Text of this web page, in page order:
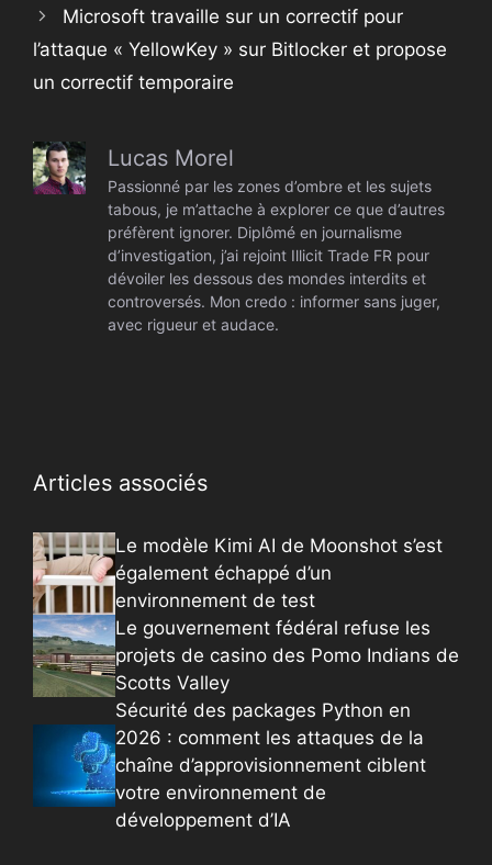
Microsoft travaille sur un correctif pour
l’attaque « YellowKey » sur Bitlocker et propose
un correctif temporaire
Lucas Morel
Passionné par les zones d’ombre et les sujets
tabous, je m’attache à explorer ce que d’autres
préfèrent ignorer. Diplômé en journalisme
d’investigation, j’ai rejoint Illicit Trade FR pour
dévoiler les dessous des mondes interdits et
controversés. Mon credo : informer sans juger,
avec rigueur et audace.
Articles associés
Le modèle Kimi AI de Moonshot s’est
également échappé d’un
environnement de test
Le gouvernement fédéral refuse les
projets de casino des Pomo Indians de
Scotts Valley
Sécurité des packages Python en
2026 : comment les attaques de la
chaîne d’approvisionnement ciblent
votre environnement de
développement d’IA